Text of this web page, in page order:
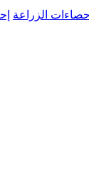
إحصاءات الزراعة